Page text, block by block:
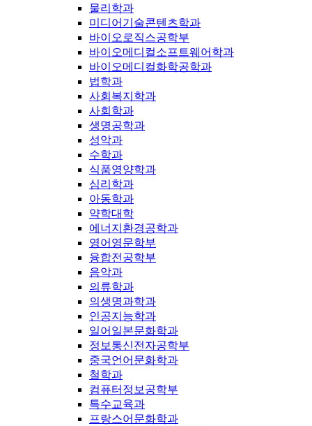
물리학과
미디어기술콘텐츠학과
바이오로직스공학부
바이오메디컬소프트웨어학과
바이오메디컬화학공학과
법학과
사회복지학과
사회학과
생명공학과
성악과
수학과
식품영양학과
심리학과
아동학과
약학대학
에너지환경공학과
영어영문학부
융합전공학부
음악과
의류학과
의생명과학과
인공지능학과
일어일본문화학과
정보통신전자공학부
중국언어문화학과
철학과
컴퓨터정보공학부
특수교육과
프랑스어문화학과